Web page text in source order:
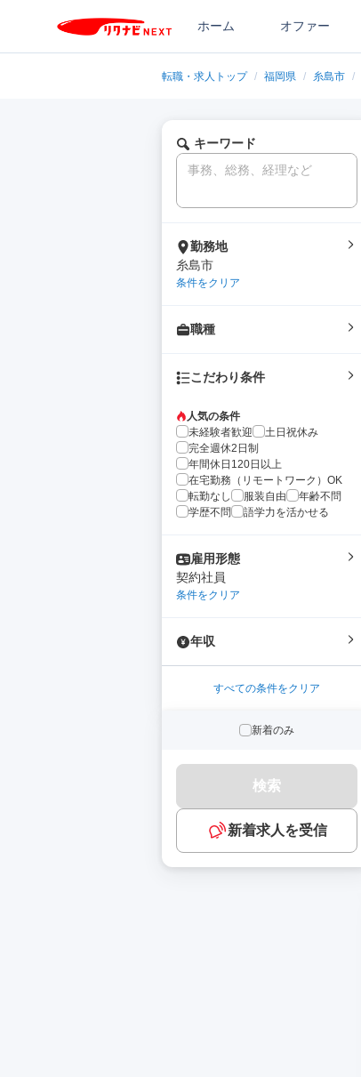
ホーム オファー
転職・求人トップ / 福岡県 / 糸島市 /
キーワード
勤務地
糸島市
条件をクリア
職種
こだわり条件
人気の条件
未経験者歓迎
土日祝休み
完全週休2日制
年間休日120日以上
在宅勤務（リモートワーク）OK
転勤なし
服装自由
年齢不問
学歴不問
語学力を活かせる
雇用形態
契約社員
条件をクリア
年収
すべての条件をクリア
新着のみ
検索
新着求人を受信